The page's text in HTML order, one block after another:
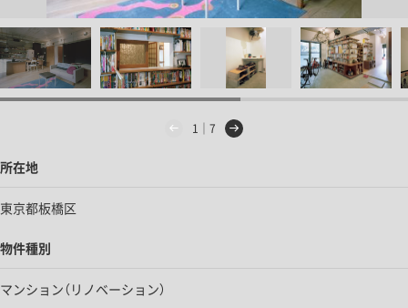
1｜7
所在地
東京都板橋区
物件種別
マンション（リノベーション）